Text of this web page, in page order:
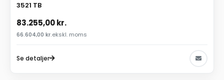
3521 TB
83.255,00kr.
66.604,00 kr.ekskl. moms
Se detaljer